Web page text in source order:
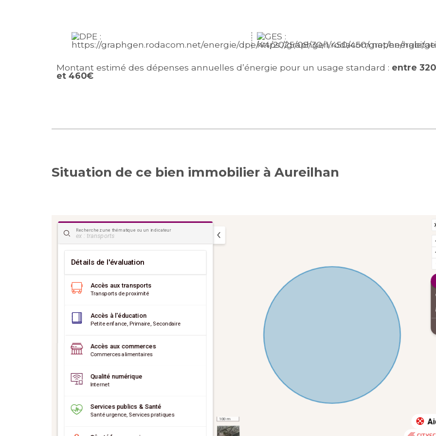
Montant estimé des dépenses annuelles d’énergie pour un usage standard : entre
et 460€
Situation de ce bien immobilier à Aureilhan